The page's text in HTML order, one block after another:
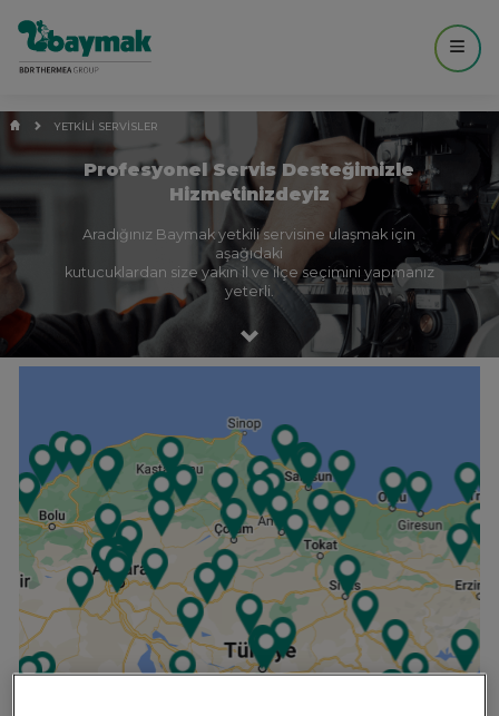
YETKİLİ SERVİSLER
Profesyonel Servis Desteğimizle
Hizmetinizdeyiz
Aradığınız Baymak yetkili servisine ulaşmak için
aşağıdaki
kutucuklardan size yakın il ve ilçe seçimini yapmanız
yeterli.